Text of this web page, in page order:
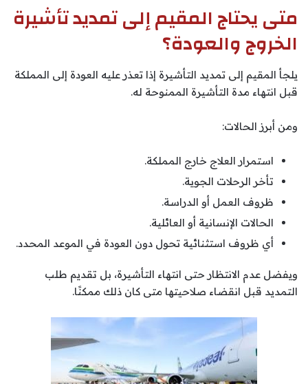
متى يحتاج المقيم إلى تمديد تأشيرة
الخروج والعودة؟
يلجأ المقيم إلى تمديد التأشيرة إذا تعذر عليه العودة إلى المملكة
قبل انتهاء مدة التأشيرة الممنوحة له.
ومن أبرز الحالات:
استمرار العلاج خارج المملكة.
تأخر الرحلات الجوية.
ظروف العمل أو الدراسة.
الحالات الإنسانية أو العائلية.
أي ظروف استثنائية تحول دون العودة في الموعد المحدد.
ويفضل عدم الانتظار حتى انتهاء التأشيرة، بل تقديم طلب
التمديد قبل انقضاء صلاحيتها متى كان ذلك ممكنًا.